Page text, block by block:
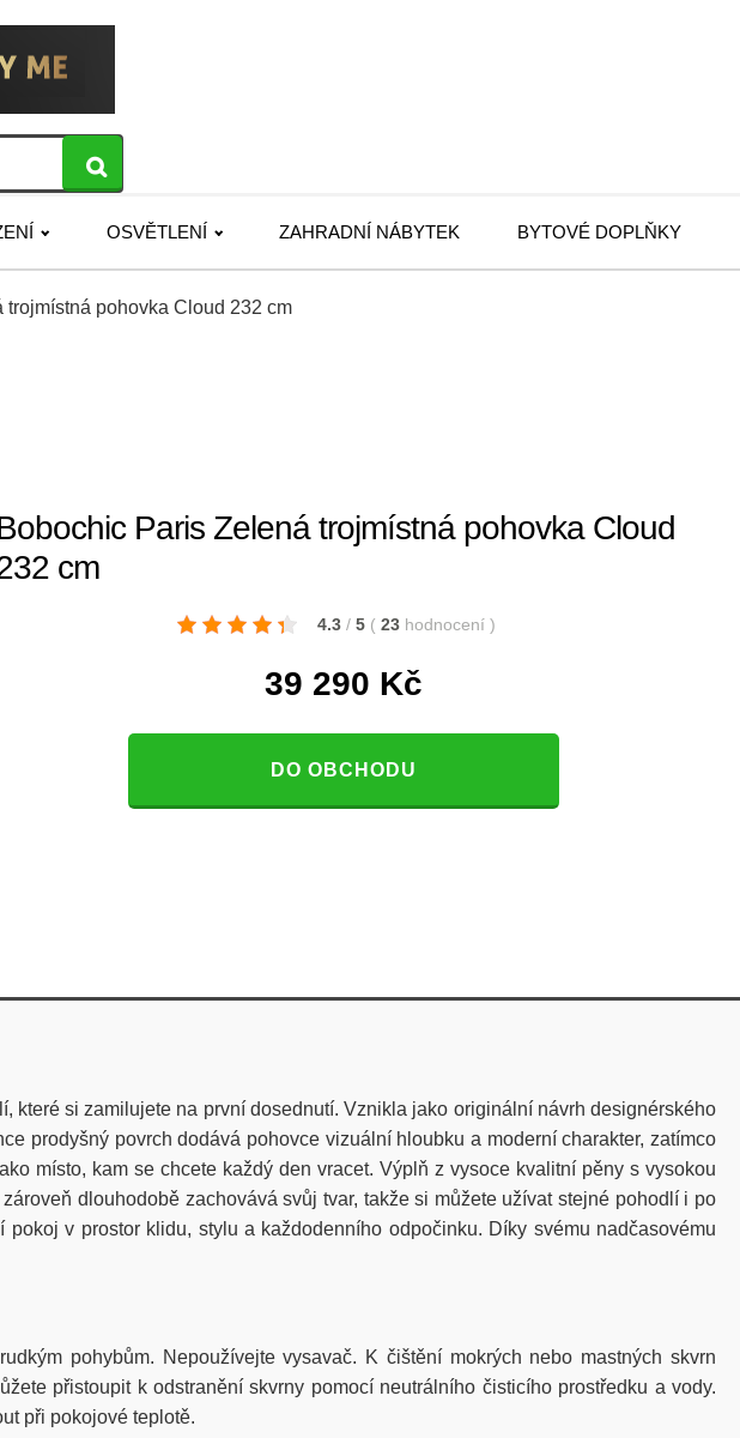
OSVĚTLENÍ ZAHRADNÍ NÁBYTEK BYTOVÉ DOPLŇKY
pohovka Cloud 232 cm
Paris Zelená trojmístná pohovka Cloud
cm
4.3 / 5 ( 23 hodnocení )
39 290 Kč
DO OBCHODU
si zamilujete na první dosednutí. Vznikla jako originální návrh designérského
prodyšný povrch dodává pohovce vizuální hloubku a moderní charakter, zatímco
místo, kam se chcete každý den vracet. Výplň z vysoce kvalitní pěny s vysokou
dlouhodobě zachovává svůj tvar, takže si můžete užívat stejné pohodlí i po
v prostor klidu, stylu a každodenního odpočinku. Díky svému nadčasovému
pohybům. Nepoužívejte vysavač. K čištění mokrých nebo mastných skvrn
přistoupit k odstranění skvrny pomocí neutrálního čisticího prostředku a vody.
při pokojové teplotě.